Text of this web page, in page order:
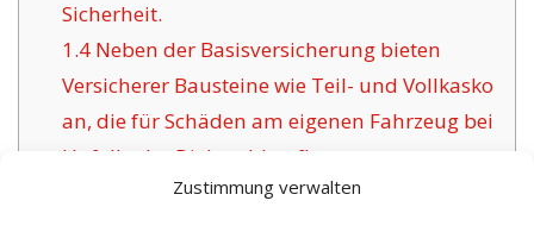
Zustimmung verwalten
Sicherheit.
1.4Neben der Basisversicherung bieten
Versicherer Bausteine wie Teil- und Vollkasko
an, die für Schäden am eigenen Fahrzeug bei
Unfall oder Diebstahl aufkommen.
Das Anliegen zuverlässiger